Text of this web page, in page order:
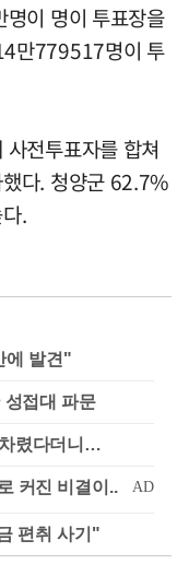
이 명이 투표장을
만779517명이 투
전투표자를 합쳐
다. 청양군 62.7%
.
에 발견"
접대 파문
렸다더니…
편취 사기"